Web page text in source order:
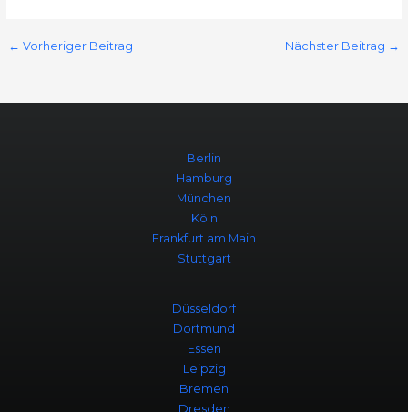
← Vorheriger Beitrag Nächster Beitrag →
Berlin
Hamburg
München
Köln
Frankfurt am Main
Stuttgart
Düsseldorf
Dortmund
Essen
Leipzig
Bremen
Dresden